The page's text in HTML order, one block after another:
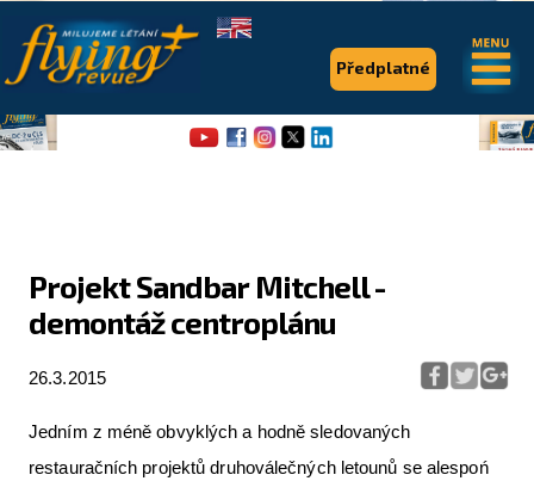
Projekt Sandbar Mitchell -
demontáž centroplánu
26.3.2015
Jedním z méně obvyklých a hodně sledovaných
restauračních projektů druhoválečných letounů se alespoń
Předplatné
.
Flying Revue
Expedice
Pro piloty